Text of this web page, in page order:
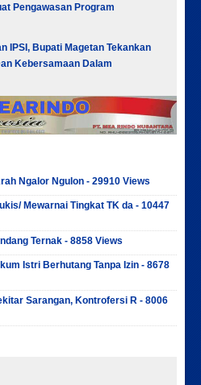
Pengawasan Program
IPSI, Bupati Magetan Tekankan
Kebersamaan Dalam
Ngalor Ngulon - 29910 Views
Mewarnai Tingkat TK da - 10447
Ternak - 8858 Views
Istri Berhutang Tanpa Izin - 8678
Sarangan, Kontrofersi R - 8006